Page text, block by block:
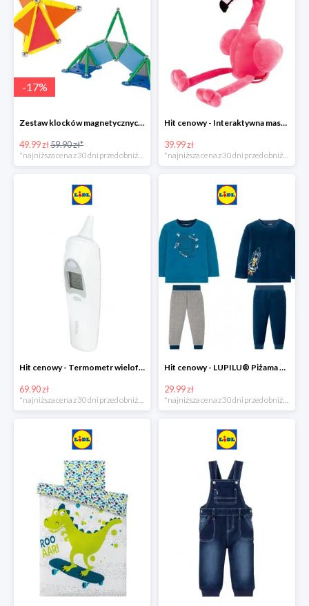
-17%
Zestaw klocków magnetycznych -16%
49.99 zł59.90 zł*
*najniższa cena z 30 dni przed obniżką
Hit cenowy - Interaktywna maskotka z efektami dźwiękowymi
39.99 zł
*najniższa cena z 30 dni przed obniżką
Hit cenowy - Termometr wielofunkcyjny
69.90 zł
*najniższa cena z 30 dni przed obniżką
Hit cenowy - LUPILU® Piżama welurowa chłopięca, 1 komplet
29.99 zł
*najniższa cena z 30 dni przed obniżką